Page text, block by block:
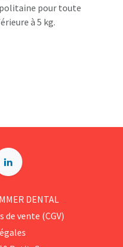
pour toute
à 5 kg.
DENTAL
vente (CGV)